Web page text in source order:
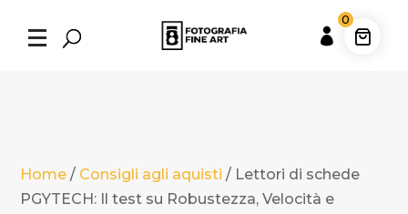

Home / Consigli agli aquisti / Lettori di schede
PGYTECH: Il test su Robustezza, Velocità e
0